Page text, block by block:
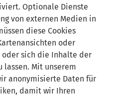
Optionale Dienste
von externen Medien in
diese Cookies
oder
oder sich die Inhalte der
lassen. Mit unserem
anonymisierte Daten für
damit wir Ihren